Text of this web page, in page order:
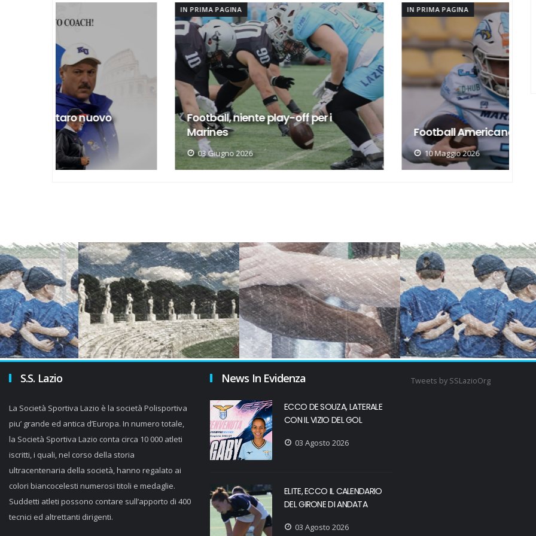
Football, niente play-off per i
Marines
03 Giugno 2026
IN PRIMA PAGINA
Football Americano, Marines settimi
10 Maggio 2026
S.S. Lazio
La Società Sportiva Lazio è la società Polisportiva
piu’ grande ed antica d’Europa. In numero totale,
la Società Sportiva Lazio conta circa 10 000 atleti
iscritti, i quali, nel corso della storia
ultracentenaria della società, hanno regalato ai
colori biancocelesti numerosi titoli e medaglie.
Suddetti atleti possono contare sull’apporto di 400
tecnici ed altrettanti dirigenti.
News In Evidenza
ECCO DE SOUZA, LATERALE
CON IL VIZIO DEL GOL
03 Agosto 2026
ELITE, ECCO IL CALENDARIO
DEL GIRONE DI ANDATA
03 Agosto 2026
Tweets by SSLazioOrg